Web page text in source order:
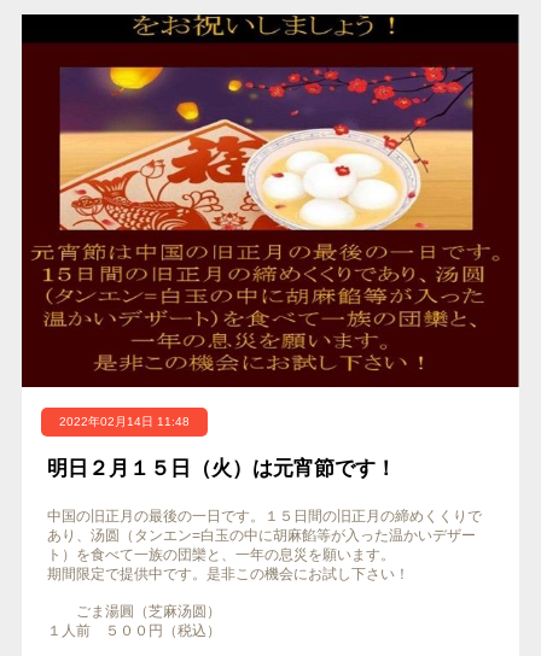
2022年02月14日 11:48
明日２月１５日（火）は元宵節です！
中国の旧正月の最後の一日です。１５日間の旧正月の締めくくりで
あり、汤圆（タンエン=白玉の中に胡麻餡等が入った温かいデザー
ト）を食べて一族の団欒と、一年の息災を願います。
期間限定で提供中です。是非この機会にお試し下さい！
ごま湯圓（芝麻汤圆）
１人前 ５００円（税込）